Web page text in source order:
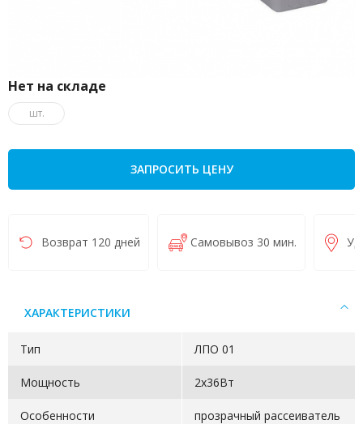
Нет на складе
шт.
ЗАПРОСИТЬ ЦЕНУ
Возврат 120 дней Самовывоз 30 мин.
ХАРАКТЕРИСТИКИ
Тип ЛПО 01
Мощность 2х36Вт
Особенности прозрачный рассеиватель